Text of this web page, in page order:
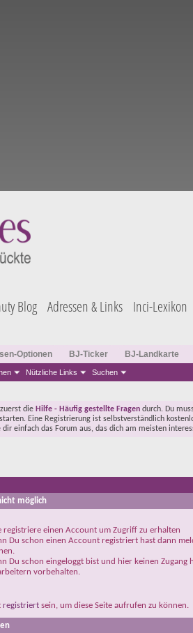
Blog Adressen & Links Inci-Lexikon
Nützliche Links Suchen
Optionen BJ-Ticker BJ-Landkarte
die Hilfe - Häufig gestellte Fragen durch. Du
Eine Registrierung ist selbstverständlich
dir einfach das Forum aus, das dich am meisten
möglich
registriere einen Account um Zugriff zu erhalten
Du schon einen Account registriert hast dann
Du schon eingeloggt bist und hier keinen Zugang
vorbehalten.
registriert sein, um diese Seite aufrufen zu können.